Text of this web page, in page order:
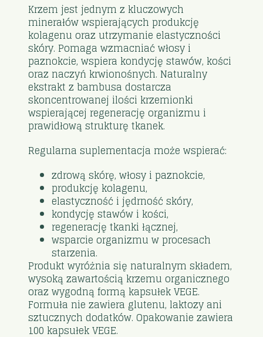
Krzem jest jednym z kluczowych
minerałów wspierających produkcję
kolagenu oraz utrzymanie elastyczności
skóry. Pomaga wzmacniać włosy i
paznokcie, wspiera kondycję stawów, kości
oraz naczyń krwionośnych. Naturalny
ekstrakt z bambusa dostarcza
skoncentrowanej ilości krzemionki
wspierającej regenerację organizmu i
prawidłową strukturę tkanek.
Regularna suplementacja może wspierać:
zdrową skórę, włosy i paznokcie,
produkcję kolagenu,
elastyczność i jędrność skóry,
kondycję stawów i kości,
regenerację tkanki łącznej,
wsparcie organizmu w procesach
starzenia.
Produkt wyróżnia się naturalnym składem,
wysoką zawartością krzemu organicznego
oraz wygodną formą kapsułek VEGE.
Formuła nie zawiera glutenu, laktozy ani
sztucznych dodatków. Opakowanie zawiera
100 kapsułek VEGE.